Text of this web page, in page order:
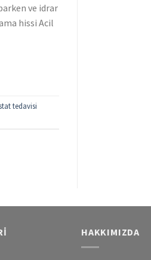
ve idrar
hissi Acil
tedavisi
HAKKIMIZDA